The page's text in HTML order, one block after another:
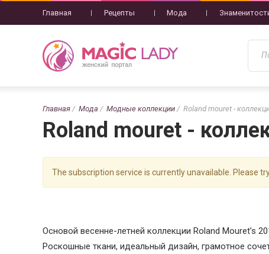
Главная Рецепты Мода
Главная Мода Модные коллекции Roland mouret -
Roland mouret -
The subscription service is currently unavailable. Please
Основой весенне-летней коллекции Roland Mouret’s
Роскошные ткани, идеальный дизайн, грамотное